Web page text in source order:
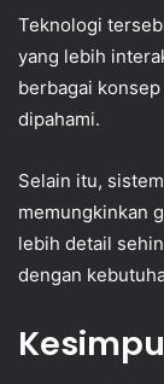
Teknologi
yang lebih
berbagai
dipahami.
Selain itu,
memungkinkan
lebih detail
dengan